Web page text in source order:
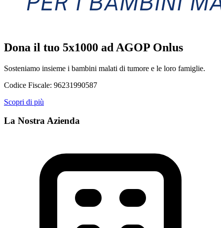
Dona il tuo 5x1000 ad AGOP Onlus
Sosteniamo insieme i bambini malati di tumore e le loro famiglie.
Codice Fiscale: 96231990587
Scopri di più
La Nostra Azienda